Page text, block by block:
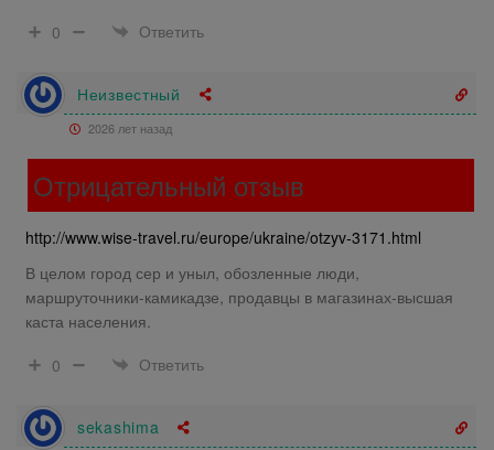
0
Ответить
Неизвестный
2026 лет назад
Отрицательный отзыв
http://www.wise-travel.ru/europe/ukraine/otzyv-3171.html
В целом город сер и уныл, обозленные люди,
маршруточники-камикадзе, продавцы в магазинах-высшая
каста населения.
0
Ответить
sekashima